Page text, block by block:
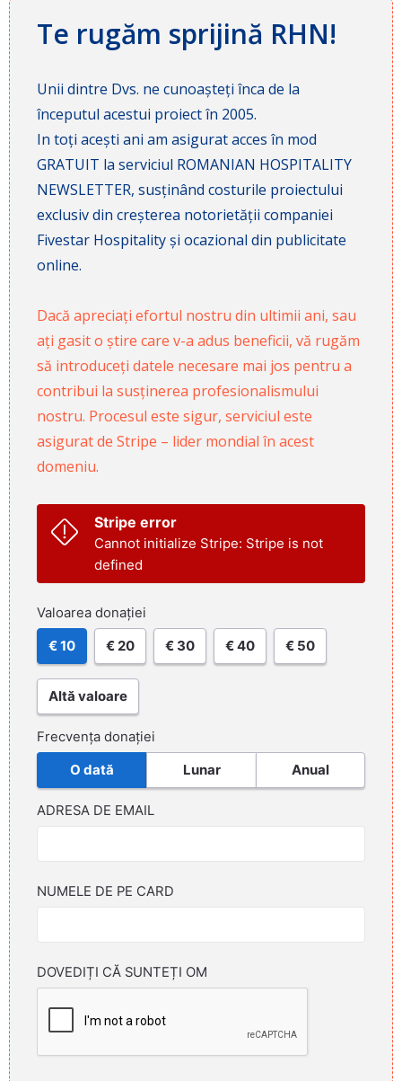
Te rugăm sprijină RHN!
Unii dintre Dvs. ne cunoașteți înca de la
începutul acestui proiect în 2005.
In toți acești ani am asigurat acces în mod
GRATUIT la serviciul ROMANIAN HOSPITALITY
NEWSLETTER, susținând costurile proiectului
exclusiv din creșterea notorietății companiei
Fivestar Hospitality și ocazional din publicitate
online.
Dacă apreciați efortul nostru din ultimii ani, sau
ați gasit o știre care v-a adus beneficii, vă rugăm
să introduceți datele necesare mai jos pentru a
contribui la susținerea profesionalismului
nostru. Procesul este sigur, serviciul este
asigurat de Stripe – lider mondial în acest
domeniu.
Stripe error
Cannot initialize Stripe: Stripe is not
defined
Valoarea donației
€ 10 € 20 € 30 € 40 € 50
Altă valoare
Frecvența donației
O dată Lunar Anual
ADRESA DE EMAIL
NUMELE DE PE CARD
DOVEDIȚI CĂ SUNTEȚI OM